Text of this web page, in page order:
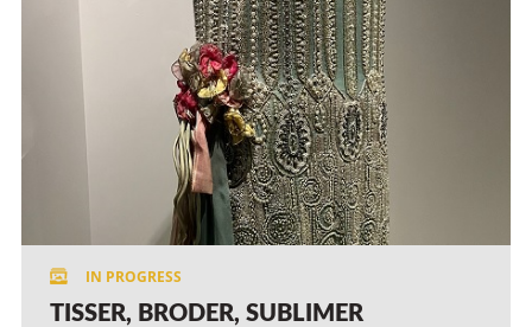
TISSER, BRODER, SUBLIMER